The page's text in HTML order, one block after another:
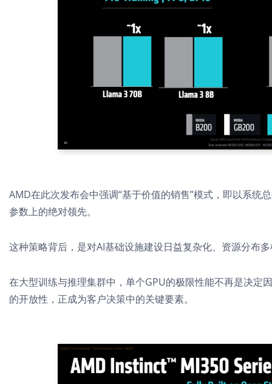
AMD在此次发布会中强调“基于价值的销售”模式， 即以系统
参数上的绝对领先。
这种策略背后，是对AI基础设施建设日益复杂化、资源分布
在大型训练与推理集群中，单个GPU的极限性能不再是决定
的开放性，正成为客户决策中的关键要素。